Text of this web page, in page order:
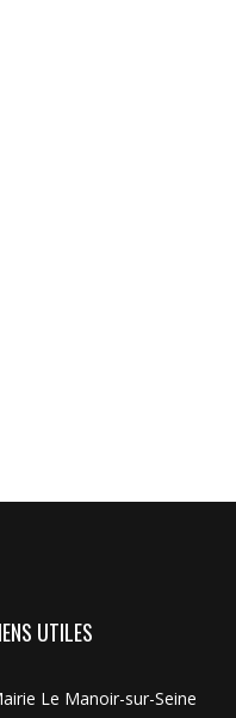
UTILES
Le Manoir-sur-Seine